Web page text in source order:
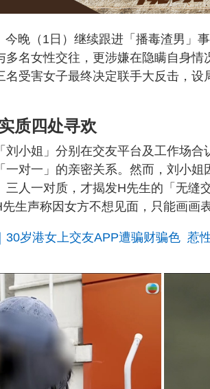
今晚（1日）继续跟进「播毒渣男」
多名女性交往，更涉嫌在隐瞒自身
名受害女子最终决定联手大反击，
质四处寻欢
刘小姐」分别在交友平台及工作场
一对一」的亲密关系。然而，刘小
三人一对质，才揭发H先生的「无缝
生声称因女方不想见面，只能画画
30岁港女上交友APP遭骗财骗色 惹